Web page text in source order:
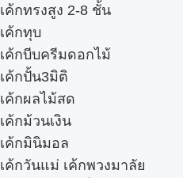
เค้กทรงสูง 2-8 ชั้น
เค้กทุบ
เค้กบีบครีมดอกไม้
เค้กปั้น3มิติ
เค้กผลไม้สด
เค้กม้วนเงิน
เค้กมินิมอล
เค้กวันแม่ เค้กพวงมาลัย